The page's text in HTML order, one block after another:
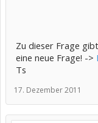
Zu dieser Frage
eine neue Frage! ->
Ts
17. Dezember 2011